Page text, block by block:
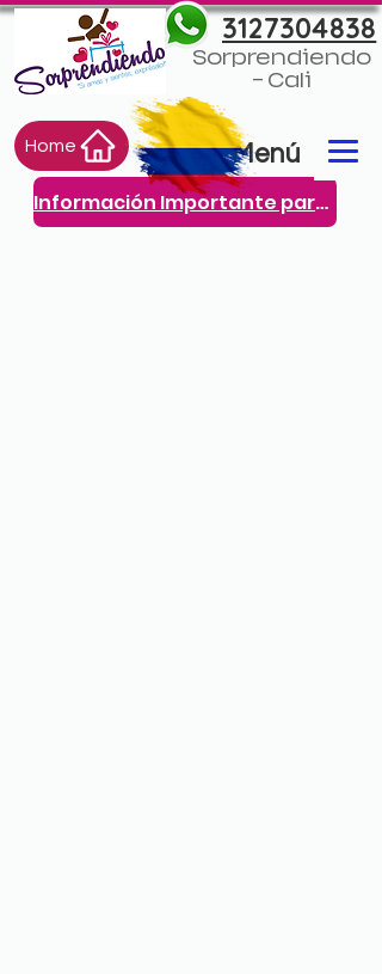
Home
3127304838
Menú
Información Importante para ti
Sorprendiendo
- Cali